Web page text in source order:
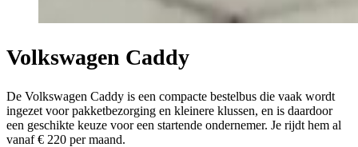
Volkswagen Caddy
De Volkswagen Caddy is een compacte bestelbus die vaak wordt
ingezet voor pakketbezorging en kleinere klussen, en is daardoor
een geschikte keuze voor een startende ondernemer. Je rijdt hem al
vanaf € 220 per maand.